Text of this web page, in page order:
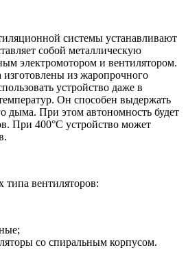
системы устанавливают
собой металлическую
электромотором и вентилятором.
из жаропрочного
устройство даже в
Он способен выдержать
дыма. При этом автономность будет
При 400°С устройство может
типа вентиляторов:
со спиральным корпусом.